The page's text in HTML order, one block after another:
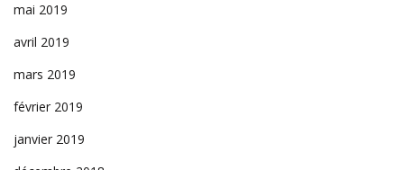
mai 2019
avril 2019
mars 2019
février 2019
janvier 2019